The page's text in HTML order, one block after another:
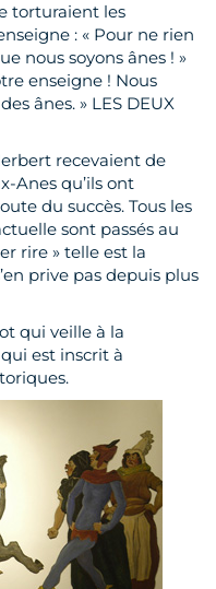
torturaient les
: « Pour ne rien
nous soyons ânes ! »
enseigne ! Nous
ânes. » LES DEUX
recevaient de
Anes qu’ils ont
du succès. Tous les
sont passés au
rire » telle est la
prive pas depuis plus
qui veille à la
est inscrit à